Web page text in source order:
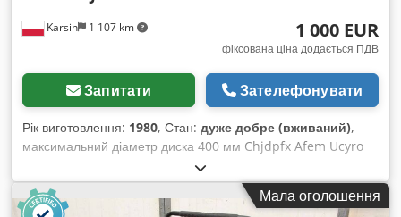
Karsin 1 107 km 1 000 EUR
фіксована ціна додається ПДВ
Запитати Зателефонувати
Рік виготовлення: 1980, Стан: дуже добре (вживаний),
максимальний діаметр диска 400 мм Chjdpfx Afem Ucyro
Doa регулювання різання під трьома кутами потужність
двигуна 2,2 кВт висота різання 100 мм ширина різання при
90° 850 мм
Мала оголошення